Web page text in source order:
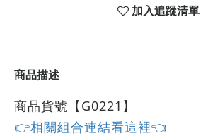
加入追蹤清單
商品描述
商品貨號【G0221 】
👉相關組合連結看這裡👈